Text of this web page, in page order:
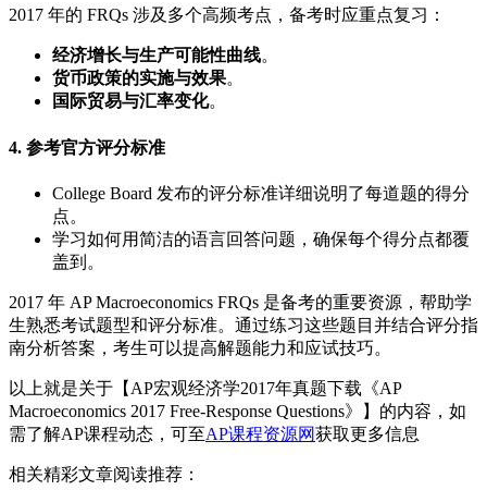
2017 年的 FRQs 涉及多个高频考点，备考时应重点复习：
经济增长与生产可能性曲线。
货币政策的实施与效果。
国际贸易与汇率变化。
4. 参考官方评分标准
College Board 发布的评分标准详细说明了每道题的得分
点。
学习如何用简洁的语言回答问题，确保每个得分点都覆
盖到。
2017 年 AP Macroeconomics FRQs 是备考的重要资源，帮助学
生熟悉考试题型和评分标准。通过练习这些题目并结合评分指
南分析答案，考生可以提高解题能力和应试技巧。
以上就是关于【AP宏观经济学2017年真题下载《AP
Macroeconomics 2017 Free-Response Questions》】的内容，如
需了解AP课程动态，可至AP课程资源网获取更多信息
相关精彩文章阅读推荐：